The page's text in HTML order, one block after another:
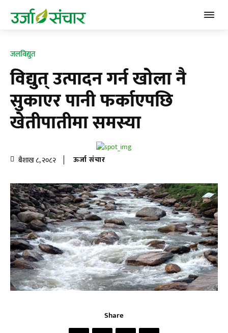
जलविद्युत
विद्युत् उत्पादन गर्न खाेला नै
सुकाएर पानी फर्काएपछि
खेतीपातीमा समस्या
बैशाख ८, २०८२ ऊर्जा संचार
Share